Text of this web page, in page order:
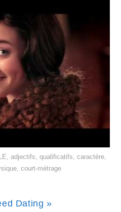
adjectifs, qualificatifs, caractère,
court-métrage
Dating »